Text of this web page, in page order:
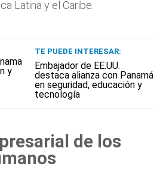
Latina y el Caribe.
TE PUEDE INTERESAR:
Embajador de EE.UU.
destaca alianza con Panamá
en seguridad, educación y
tecnología
de los